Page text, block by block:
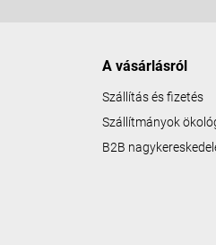
A vásárlásról
Szállítás és fizetés
Szállítmányok
B2B